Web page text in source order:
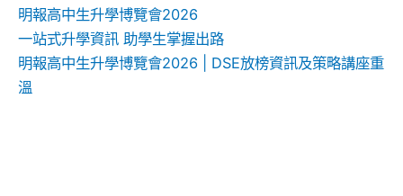
明報高中生升學博覽會2026
一站式升學資訊 助學生掌握出路
明報高中生升學博覽會2026 | DSE放榜資訊及策略講座重
溫